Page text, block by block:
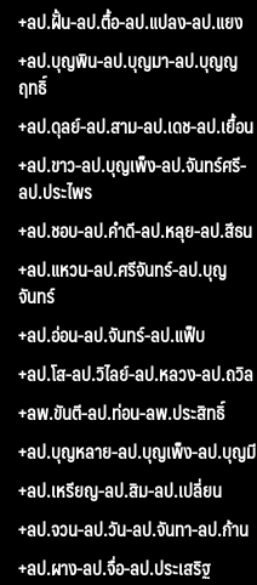
+ลป.ฝั้น-ลป.ตื้อ-ลป.แปลง-ลป.แยง
+ลป.บุญพิน-ลป.บุญมา-ลป.บุญญ
ฤทธิ์
+ลป.ดุลย์-ลป.สาม-ลป.เดช-ลป.เยื้อน
+ลป.ขาว-ลป.บุญเพ็ง-ลป.จันทร์ศรี-
ลป.ประไพร
+ลป.ชอบ-ลป.คำดี-ลป.หลุย-ลป.สีธน
+ลป.แหวน-ลป.ศรีจันทร์-ลป.บุญ
จันทร์
+ลป.อ่อน-ลป.จันทร์-ลป.แฟ็บ
+ลป.โส-ลป.วิไลย์-ลป.หลวง-ลป.ถวิล
+ลพ.ขันตี-ลป.ท่อน-ลพ.ประสิทธิ์
+ลป.บุญหลาย-ลป.บุญเพ็ง-ลป.บุญมี
+ลป.เหรียญ-ลป.สิม-ลป.เปลี่ยน
+ลป.จวน-ลป.วัน-ลป.จันทา-ลป.ก้าน
+ลป.ผาง-ลป.จื่อ-ลป.ประเสริฐ